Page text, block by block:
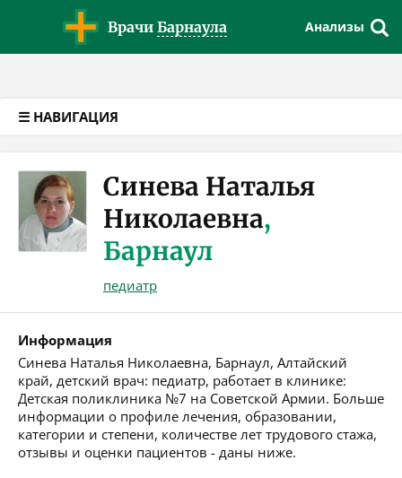
Врачи Барнаула Анализы
☰ НАВИГАЦИЯ
Синева Наталья
Николаевна,
Барнаул
педиатр
Информация
Синева Наталья Николаевна, Барнаул, Алтайский
край, детский врач: педиатр, работает в клинике:
Детская поликлиника №7 на Советской Армии. Больше
информации о профиле лечения, образовании,
категории и степени, количестве лет трудового стажа,
отзывы и оценки пациентов - даны ниже.